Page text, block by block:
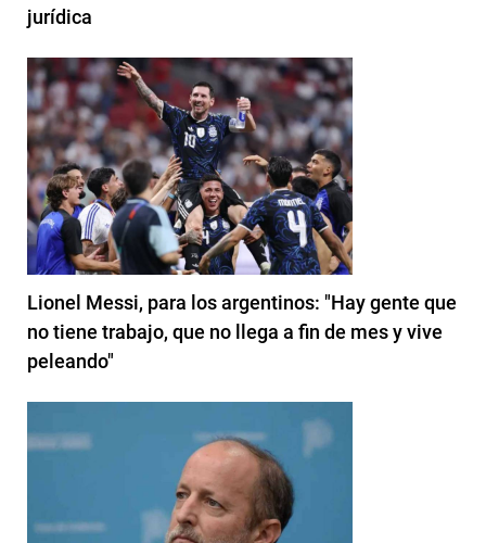
jurídica
Lionel Messi, para los argentinos: "Hay gente que
no tiene trabajo, que no llega a fin de mes y vive
peleando"